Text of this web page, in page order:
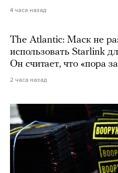
4 часа назад
The Atlantic: Маск не
использовать Starlink
Он считает, что «пора
2 часа назад